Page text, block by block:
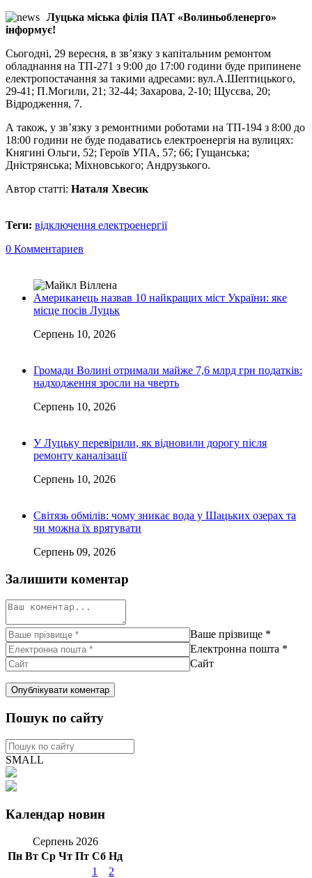
Луцька міська філія ПАТ «Волиньобленерго»
інформує!
Сьогодні, 29 вересня, в зв’язку з капітальним ремонтом
обладнання на ТП-271 з 9:00 до 17:00 години буде припинене
електропостачання за такими адресами: вул.А.Шептицького,
29-41; П.Могили, 21; 32-44; Захарова, 2-10; Щусєва, 20;
Відродження, 7.
А також, у зв’язку з ремонтними роботами на ТП-194 з 8:00 до
18:00 години не буде подаватись електроенергія на вулицях:
Княгині Ольги, 52; Героїв УПА, 57; 66; Гущанська;
Дністрянська; Міхновського; Андрузького.
Автор статті: Наталя Хвесик
Теги: відключення електроенергії
0 Комментариев
Американець назвав 10 найкращих міст України: яке
місце посів Луцьк
Серпень 10, 2026
Громади Волині отримали майже 7,6 млрд грн податків:
надходження зросли на чверть
Серпень 10, 2026
У Луцьку перевірили, як відновили дорогу після
ремонту каналізації
Серпень 10, 2026
Світязь обмілів: чому зникає вода у Шацьких озерах та
чи можна їх врятувати
Серпень 09, 2026
Залишити коментар
Ваше прізвище *
Електронна пошта *
Сайт
Пошук по сайту
SMALL
Календар новин
Серпень 2026
Пн Вт Ср Чт Пт Сб Нд
1
2